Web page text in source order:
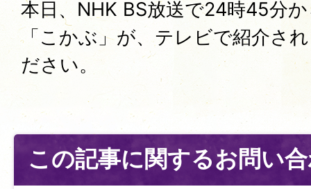
本日、NHK BS放送で24時45分
「こかぶ」が、テレビで紹介さ
ださい。
この記事に関するお問い